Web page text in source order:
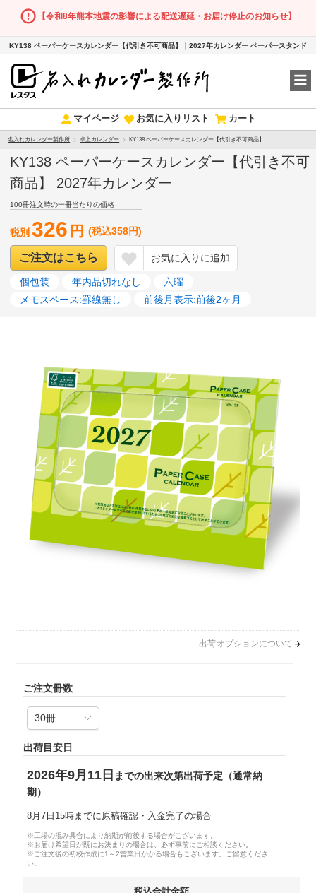
【令和8年熊本地震の影響による配送遅延・お届け停止のお知らせ】
KY138 ペーパーケースカレンダー【代引き不可商品】｜2027年カレンダー ペーパースタンド
マイページ お気に入りリスト カート
名入れカレンダー製作所 卓上カレンダー KY138 ペーパーケースカレンダー【代引き不可商品】
KY138 ペーパーケースカレンダー【代引き不可
商品】 2027年カレンダー
100冊注文時の一冊当たりの価格
税別326 円 (税込358円)
ご注文はこちら お気に入りに追加
個包装 年内品切れなし
六曜
メモスペース:罫線無し
前後月表示:前後2ヶ月
出荷オプションについて
ご注文冊数
出荷目安日
2026年9月11日 までの出来次第出荷予定（通常納
期）
8月7日15時までに原稿確認・入金完了の場合
※工場の混み具合により納期が前後する場合がございます。
※お届け希望日が既にお決まりの場合は、必ず事前にご相談ください。
※ご注文後の初校作成に1～2営業日かかる場合もございます。ご留意くださ
い。